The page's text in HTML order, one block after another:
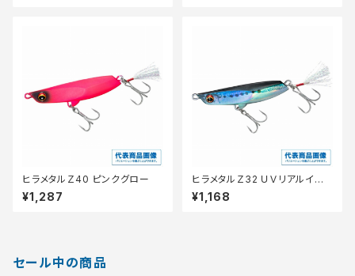
ヒラメタルＺ40 ピンクグロー
¥1,287
ヒラメタルＺ32 ＵＶリアルイワ
シ
¥1,168
セール中の商品